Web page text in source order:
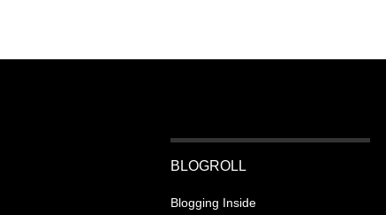
BLOGROLL
Blogging Inside